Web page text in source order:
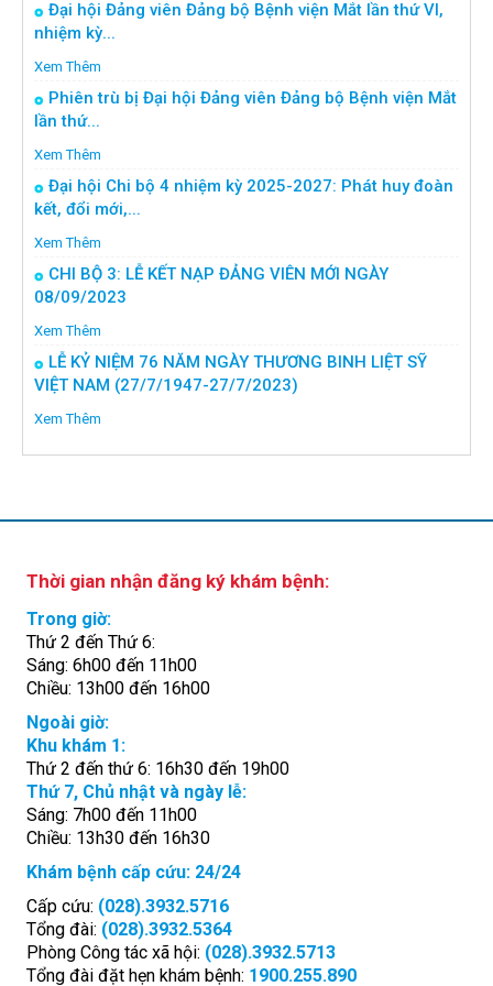
Đại hội Đảng viên Đảng bộ Bệnh viện Mắt lần thứ VI,
nhiệm kỳ...
Xem Thêm
Phiên trù bị Đại hội Đảng viên Đảng bộ Bệnh viện Mắt
lần thứ...
Xem Thêm
Đại hội Chi bộ 4 nhiệm kỳ 2025-2027: Phát huy đoàn
kết, đổi mới,...
Xem Thêm
CHI BỘ 3: LỄ KẾT NẠP ĐẢNG VIÊN MỚI NGÀY
08/09/2023
Xem Thêm
LỄ KỶ NIỆM 76 NĂM NGÀY THƯƠNG BINH LIỆT SỸ
VIỆT NAM (27/7/1947-27/7/2023)
Xem Thêm
Thời gian nhận đăng ký khám bệnh:
Trong giờ:
Thứ 2 đến Thứ 6:
Sáng: 6h00 đến 11h00
Chiều: 13h00 đến 16h00
Ngoài giờ:
Khu khám 1:
Thứ 2 đến thứ 6: 16h30 đến 19h00
Thứ 7, Chủ nhật và ngày lễ:
Sáng: 7h00 đến 11h00
Chiều: 13h30 đến 16h30
Khám bệnh cấp cứu: 24/24
Cấp cứu: (028).3932.5716
Tổng đài: (028).3932.5364
Phòng Công tác xã hội: (028).3932.5713
Tổng đài đặt hẹn khám bệnh: 1900.255.890